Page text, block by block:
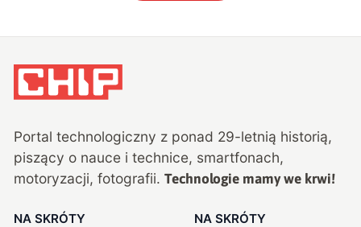
Portal technologiczny z ponad 29-letnią historią,
piszący o nauce i technice, smartfonach,
motoryzacji, fotografii. Technologie mamy we krwi!
NA SKRÓTY NA SKRÓTY